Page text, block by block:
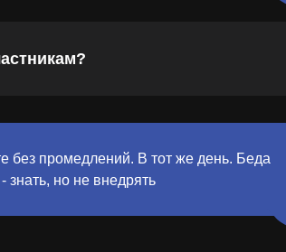
без промедлений. В тот же день. Беда
знать, но не внедрять